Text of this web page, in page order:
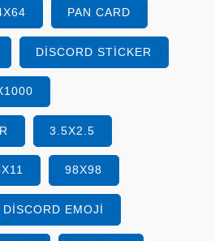
PAN CARD
DISCORD STICKER
3.5X2.5
98X98
DISCORD EMOJI